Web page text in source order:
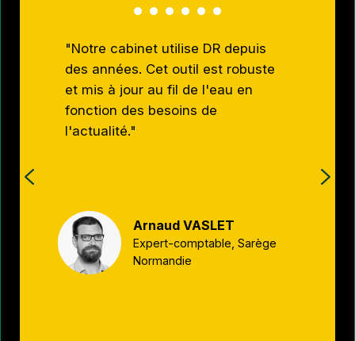
"Notre cabinet utilise DR depuis
des années. Cet outil est robuste
et mis à jour au fil de l'eau en
fonction des besoins de
l'actualité."
Arnaud VASLET
Expert-comptable, Sarège
Normandie